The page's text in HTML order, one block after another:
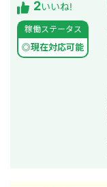
2いいね!
稼働ステータス
◎現在対応可能